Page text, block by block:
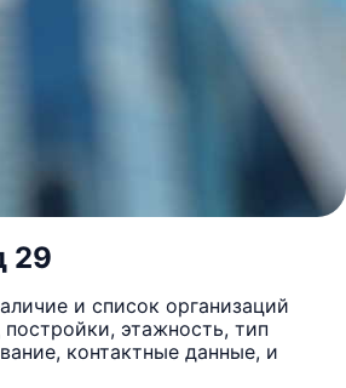
29
и список организаций
этажность, тип
контактные данные, и